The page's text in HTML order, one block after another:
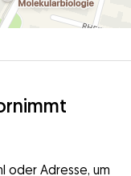
oder Adresse, um